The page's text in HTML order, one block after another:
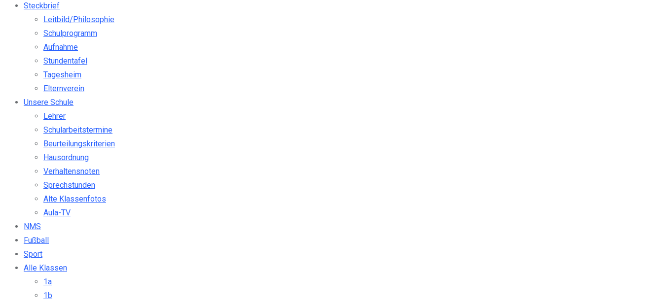
Steckbrief
Leitbild/Philosophie
Schulprogramm
Aufnahme
Stundentafel
Tagesheim
Elternverein
Unsere Schule
Lehrer
Schularbeitstermine
Beurteilungskriterien
Hausordnung
Verhaltensnoten
Sprechstunden
Alte Klassenfotos
Aula-TV
NMS
Fußball
Sport
Alle Klassen
1a
1b